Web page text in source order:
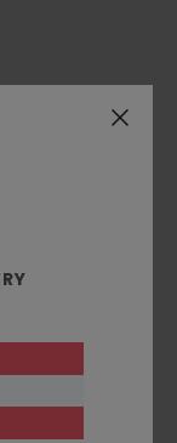
Verifizierter Kauf
Verifizierter Kauf
lange und ist